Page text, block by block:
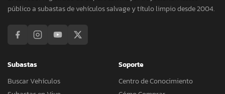
público a subastas de vehículos salvage y título limpio desde 2004.
Subastas
Buscar Vehículos
Soporte
Centro de Conocimiento